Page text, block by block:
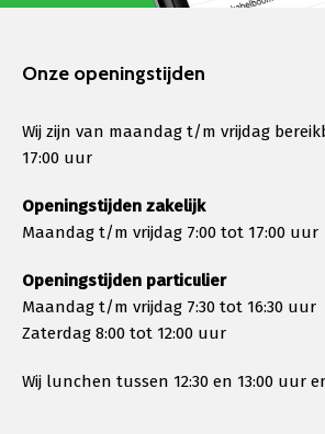
Onze openingstijden
Wij zijn van maandag t/m vrijdag
17:00 uur
Openingstijden zakelijk
Maandag t/m vrijdag 7:00 tot 17:00 uur
Openingstijden particulier
Maandag t/m vrijdag 7:30 tot 16:30 uur
Zaterdag 8:00 tot 12:00 uur
Wij lunchen tussen 12:30 en 13:00 uur